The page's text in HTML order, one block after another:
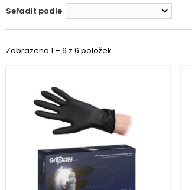
Seřadit podle --
Zobrazeno 1 – 6 z 6 položek